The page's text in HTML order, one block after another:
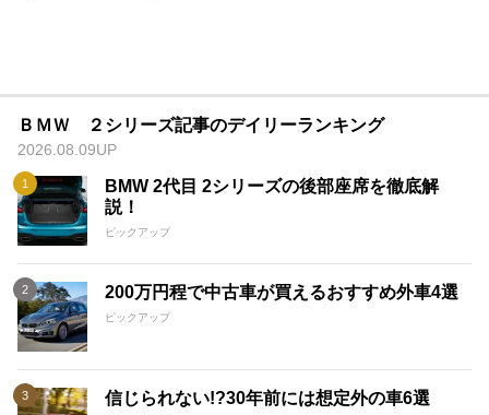
ＢＭＷ ２シリーズ記事のデイリーランキング
2026.08.09UP
BMW 2代目 2シリーズの後部座席を徹底解
説！
ピックアップ
200万円程で中古車が買えるおすすめ外車4選
ピックアップ
信じられない!?30年前には想定外の車6選